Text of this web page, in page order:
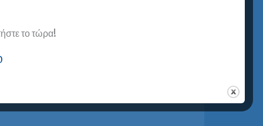
να κάνω Αγγλικά. Η
το τώρα!